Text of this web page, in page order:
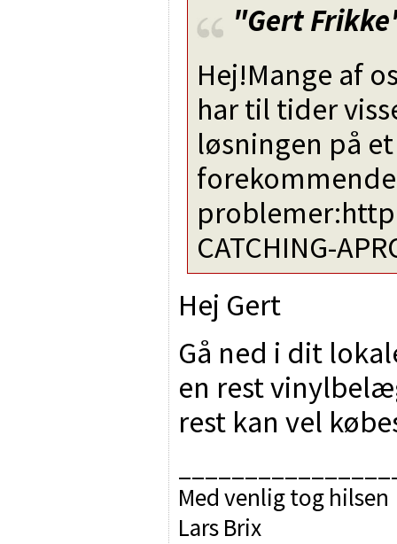
"Gert
Hej!Mange af
har til tider
løsningen på
forekommende
CATCHING-
Hej Gert
Gå ned i dit
en rest
rest kan vel
Med venlig tog hilsen
Lars Brix